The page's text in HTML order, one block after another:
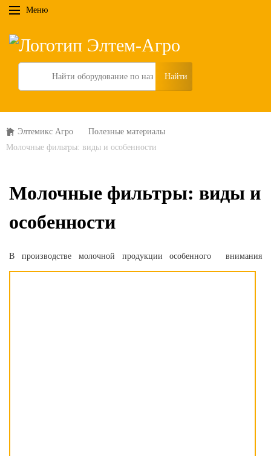
Меню
Search
Элтемикс Агро
Полезные материалы
Молочные фильтры: виды и особенности
Молочные фильтры: виды и
особенности
В производстве молочной продукции особенного внимания